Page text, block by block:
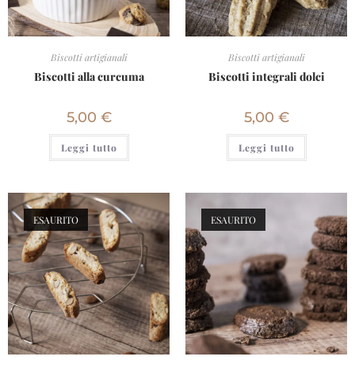
Biscotti artigianali
Biscotti alla curcuma
5,00 €
Leggi tutto
Biscotti artigianali
Biscotti integrali dolci
5,00 €
Leggi tutto
ESAURITO ESAURITO